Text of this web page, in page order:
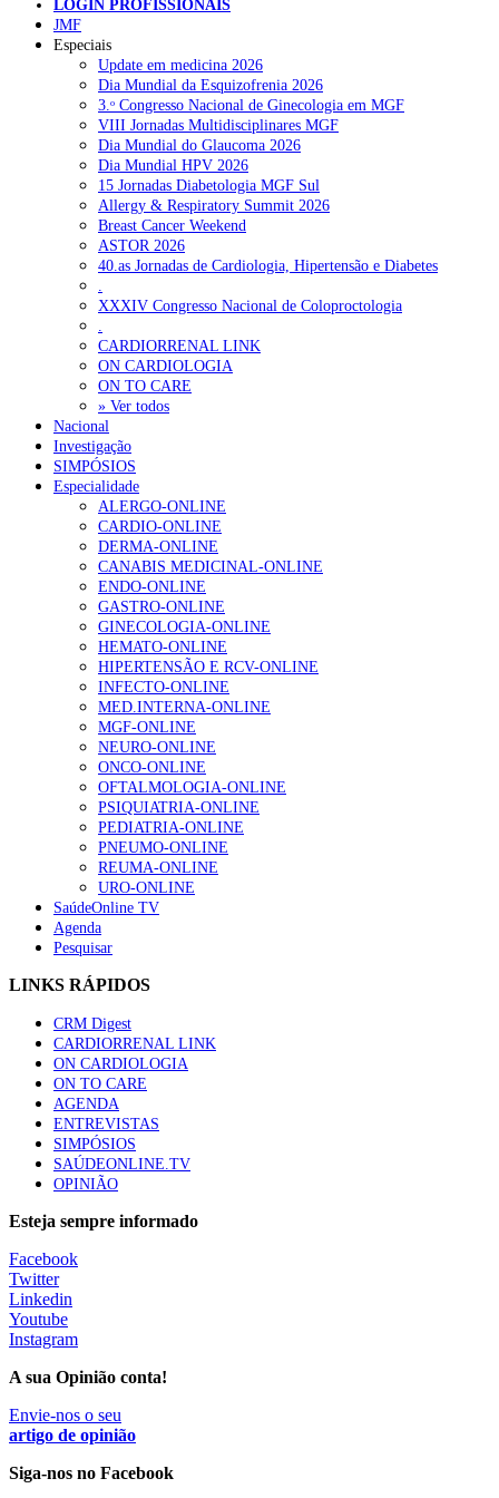
NOTÍCIAS RECENTES
Portugal está a formar os médicos de que precisa? 6 de Agosto,
Estudantes de Medicina representados na 79.ª World Health
Assembly 6 de Agosto, 2026
SCORA X-Change Portugal promove formação internacional
em saúde sexual e reprodutiva 6 de Agosto, 2026
ANEM reúne com coordenador do Pacto Estratégico para a
Saúde
Sindicato diz que nova carreira de médicos dentistas reforça
estabilidade no SNS
NOTÍCIAS MAIS LIDAS
Enfermagem Forense. “Da urgência ao tribunal, cada
gesto conta e cada profissional faz a diferença”
202 visualizações
Alguns milhares de utentes podem ficar sem médico de
família com nova regras do registo, alerta associação
175 visualizações
Quase quatro em cada dez doentes com enfarte
apresentavam níveis elevados de Lp(a), revela estudo
86 visualizações
“Os programas de rastreio do cancro do pulmão são
custo-efetivos e representam um investimento
sustentável para os sistemas de saúde”
66 visualizações
Trodelvy aprovado para primeira linha no cancro da
elegíveis para inibidores PD-(L)1
61 visualizações
Especialistas defendem mais potássio na alimentação
para ajudar a controlar a hipertensão
57 visualizações
MAIS NOTÍCIAS
Sindicato diz que nova carreira de médicos dentistas reforça
estabilidade no SNS
6 Ago, 2026
Mais de 400 utentes beneficiaram de comparticipação reforçada
para tratamentos de infertilidade na Madeira
6 Ago, 2026 0 Comments
LOGIN PROFISSIONAIS
JMF
Especiais
Update em medicina 2026
Dia Mundial da Esquizofrenia 2026
3.ᵒ Congresso Nacional de Ginecologia em MGF
VIII Jornadas Multidisciplinares MGF
Dia Mundial do Glaucoma 2026
Dia Mundial HPV 2026
15 Jornadas Diabetologia MGF Sul
Allergy & Respiratory Summit 2026
Breast Cancer Weekend
ASTOR 2026
40.as Jornadas de Cardiologia, Hipertensão e Diabetes
.
XXXIV Congresso Nacional de Coloproctologia
.
CARDIORRENAL LINK
ON CARDIOLOGIA
ON TO CARE
» Ver todos
Nacional
Investigação
SIMPÓSIOS
Especialidade
ALERGO-ONLINE
CARDIO-ONLINE
DERMA-ONLINE
CANABIS MEDICINAL-ONLINE
ENDO-ONLINE
GASTRO-ONLINE
GINECOLOGIA-ONLINE
HEMATO-ONLINE
HIPERTENSÃO E RCV-ONLINE
INFECTO-ONLINE
MED.INTERNA-ONLINE
MGF-ONLINE
NEURO-ONLINE
ONCO-ONLINE
OFTALMOLOGIA-ONLINE
PSIQUIATRIA-ONLINE
PEDIATRIA-ONLINE
PNEUMO-ONLINE
REUMA-ONLINE
URO-ONLINE
SaúdeOnline TV
Agenda
Pesquisar
LINKS RÁPIDOS
CRM Digest
CARDIORRENAL LINK
ON CARDIOLOGIA
ON TO CARE
AGENDA
ENTREVISTAS
SIMPÓSIOS
SAÚDEONLINE.TV
OPINIÃO
Esteja sempre informado
Facebook
Twitter
Linkedin
Youtube
Instagram
A sua Opinião conta!
Envie-nos o seu
artigo de opinião
Siga-nos no Facebook